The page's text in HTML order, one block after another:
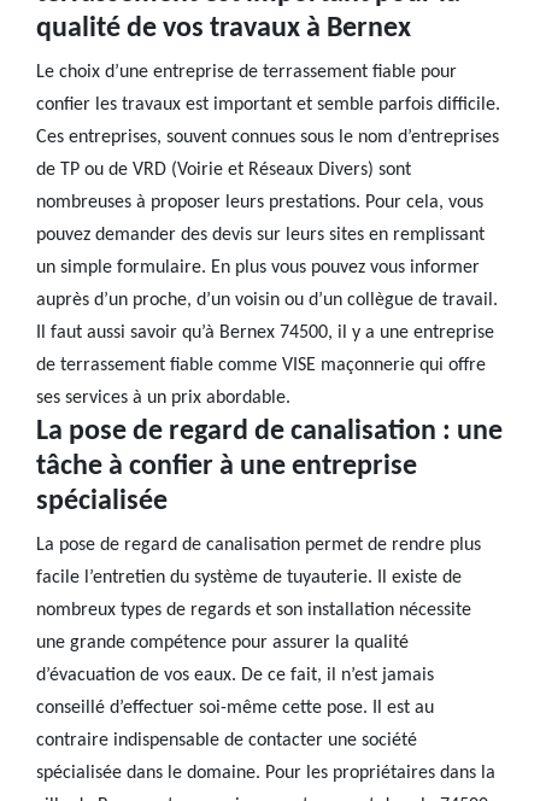
qualité de vos travaux à Bernex
Le choix d’une entreprise de terrassement fiable pour
confier les travaux est important et semble parfois difficile.
Ces entreprises, souvent connues sous le nom d’entreprises
de TP ou de VRD (Voirie et Réseaux Divers) sont
nombreuses à proposer leurs prestations. Pour cela, vous
pouvez demander des devis sur leurs sites en remplissant
un simple formulaire. En plus vous pouvez vous informer
auprès d’un proche, d’un voisin ou d’un collègue de travail.
Il faut aussi savoir qu’à Bernex 74500, il y a une entreprise
de terrassement fiable comme VISE maçonnerie qui offre
ses services à un prix abordable.
La pose de regard de canalisation : une
tâche à confier à une entreprise
spécialisée
La pose de regard de canalisation permet de rendre plus
facile l’entretien du système de tuyauterie. Il existe de
nombreux types de regards et son installation nécessite
une grande compétence pour assurer la qualité
d’évacuation de vos eaux. De ce fait, il n’est jamais
conseillé d’effectuer soi-même cette pose. Il est au
contraire indispensable de contacter une société
spécialisée dans le domaine. Pour les propriétaires dans la